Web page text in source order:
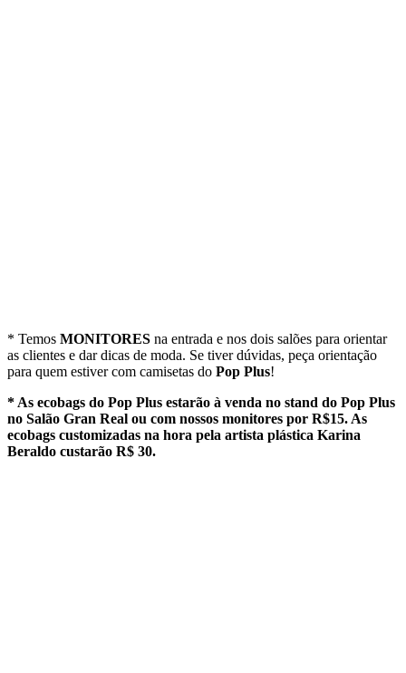
* Temos MONITORES na entrada e nos dois salões para orientar
as clientes e dar dicas de moda. Se tiver dúvidas, peça orientação
para quem estiver com camisetas do Pop Plus!
* As ecobags do Pop Plus estarão à venda no stand do Pop Plus
no Salão Gran Real ou com nossos monitores por R$15. As
ecobags customizadas na hora pela artista plástica Karina
Beraldo custarão R$ 30.